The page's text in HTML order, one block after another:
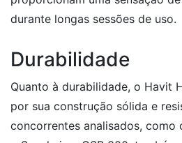
durante longas sessões de uso.
Durabilidade
Quanto à durabilidade, o Havit
por sua construção sólida e
concorrentes analisados, como